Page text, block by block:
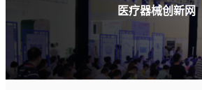
医疗器械创新网